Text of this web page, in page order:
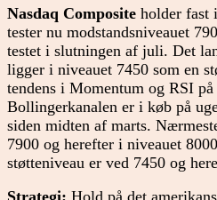
Nasdaq Composite holder fast
tester nu modstandsniveauet
testet i slutningen af juli. Det
ligger i niveauet 7450 som en
tendens i Momentum og RSI på
Bollingerkanalen er i køb på
siden midten af marts.
7900 og herefter i niveauet
støtteniveau er ved 7450 og